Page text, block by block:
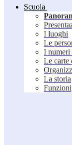
Scuola
I luoghi
Le
I numeri
Le carte
La storia